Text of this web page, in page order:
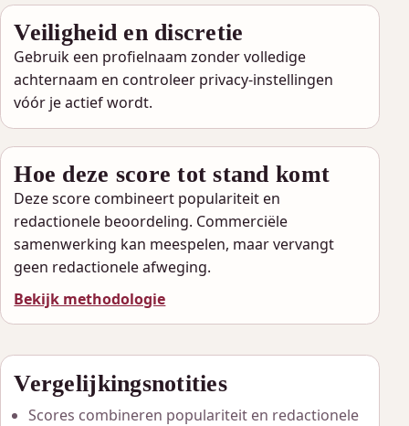
Veiligheid en discretie
Gebruik een profielnaam zonder volledige
achternaam en controleer privacy-instellingen
vóór je actief wordt.
Hoe deze score tot stand komt
Deze score combineert populariteit en
redactionele beoordeling. Commerciële
samenwerking kan meespelen, maar vervangt
geen redactionele afweging.
Bekijk methodologie
Vergelijkingsnotities
Scores combineren populariteit en redactionele